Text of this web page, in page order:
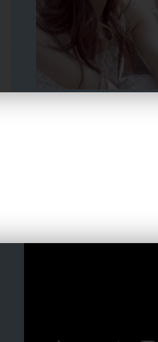
ชมมิวสิควีดีโอ “Mind Sync” จี